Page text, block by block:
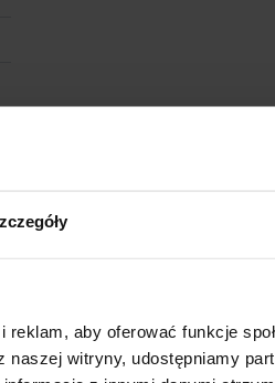
aby oferować funkcje
witryny, udostępniamy